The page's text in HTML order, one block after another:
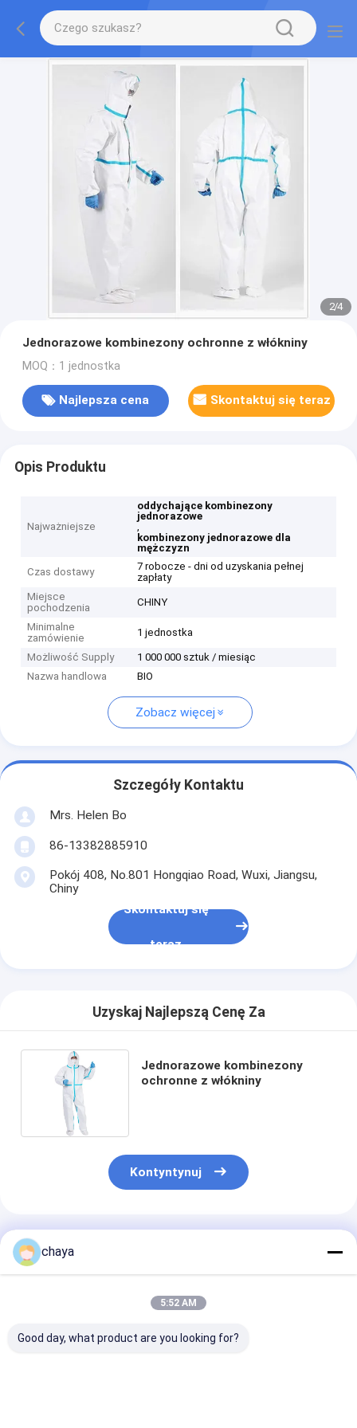
2/4
Jednorazowe kombinezony ochronne z włókniny
MOQ：1 jednostka
Najlepsza cena Skontaktuj się teraz
Opis Produktu
Najważniejsze
oddychające kombinezony
jednorazowe
,
kombinezony jednorazowe dla
mężczyzn
Czas dostawy
7 robocze - dni od uzyskania pełnej
zapłaty
Miejsce
pochodzenia
CHINY
Minimalne
zamówienie
1 jednostka
Możliwość Supply
1 000 000 sztuk / miesiąc
Nazwa handlowa
BIO
Zobacz więcej
Szczegóły Kontaktu
Mrs. Helen Bo
86-13382885910
Pokój 408, No.801 Hongqiao Road, Wuxi, Jiangsu,
Chiny
Skontaktuj się
teraz
Uzyskaj Najlepszą Cenę Za
Jednorazowe kombinezony
ochronne z włókniny
Kontyntynuj
Polecane Produkty
chaya
5:52 AM
Good day, what product are you looking for?